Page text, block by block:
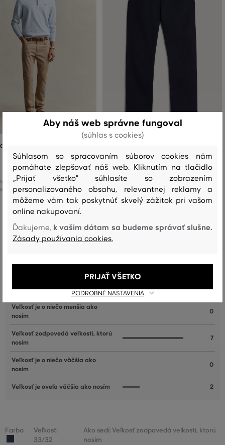
SLIM DESERT JEANS
159
111,90 €
veľkosti:
32/32, 33/32, 34/32 +13 ďalšie
136,40 €
Dostupné veľkosti:
30, 31 33, 34 +4 ďalšie
Recenzie
AKO SEDELA VYBRANÁ VEĽKOSŤ NAŠIM ZÁKAZNÍKOM
Veľkosť je oveľa menšia ako nosím 0
Veľkosť je o niečo menšia ako
nosím
0
Veľkosť zodpovedá veľkosti, ktorú
nosím
7
Veľkosť je o niečo väčšia ako
nosím
0
Veľkosť je oveľa väčšia ako nosím 2
Farba
Veľkosť:
33/32
Ako sedí: Veľkosť zodpovedá veľkosti, ktorú
nosím
Aby náš web správne fungoval
(súhlas s cookies)
Súhlasom so spracovaním súborov cookies nám
pomáhate zlepšovať náš web. Kliknutím na tlačidlo
„Prijať všetko" súhlasíte so zobrazením
personalizovaného obsahu, relevantnej reklamy a
môžeme vám tak poskytnúť skvelý zážitok pri vašom
online nakupovaní.
Ďakujeme, k vašim dátam sa budeme správať slušne.
Zásady používania cookies.
PODROBNÉ NASTAVENIA
PRIJAŤ VŠETKO